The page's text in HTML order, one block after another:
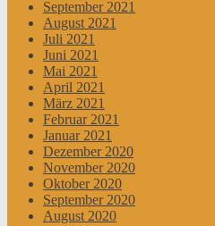
September 2021
August 2021
Juli 2021
Juni 2021
Mai 2021
April 2021
März 2021
Februar 2021
Januar 2021
Dezember 2020
November 2020
Oktober 2020
September 2020
August 2020